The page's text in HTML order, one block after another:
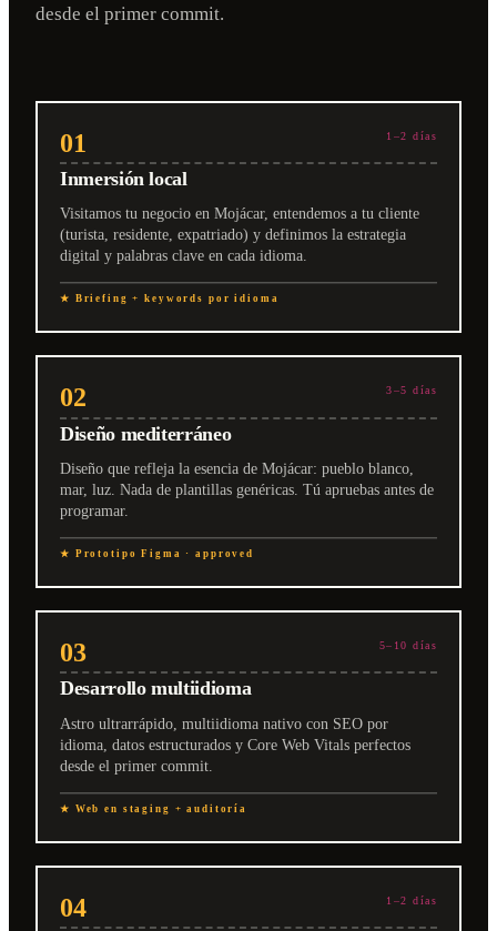
desde el primer commit.
01 1–2 días
Inmersión local
Visitamos tu negocio en Mojácar, entendemos a tu cliente
(turista, residente, expatriado) y definimos la estrategia
digital y palabras clave en cada idioma.
★ Briefing + keywords por idioma
02 3–5 días
Diseño mediterráneo
Diseño que refleja la esencia de Mojácar: pueblo blanco,
mar, luz. Nada de plantillas genéricas. Tú apruebas antes de
programar.
★ Prototipo Figma · approved
03 5–10 días
Desarrollo multiidioma
Astro ultrarrápido, multiidioma nativo con SEO por
idioma, datos estructurados y Core Web Vitals perfectos
desde el primer commit.
★ Web en staging + auditoría
04 1–2 días